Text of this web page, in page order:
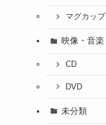
マグカップ
映像・音楽
CD
DVD
未分類